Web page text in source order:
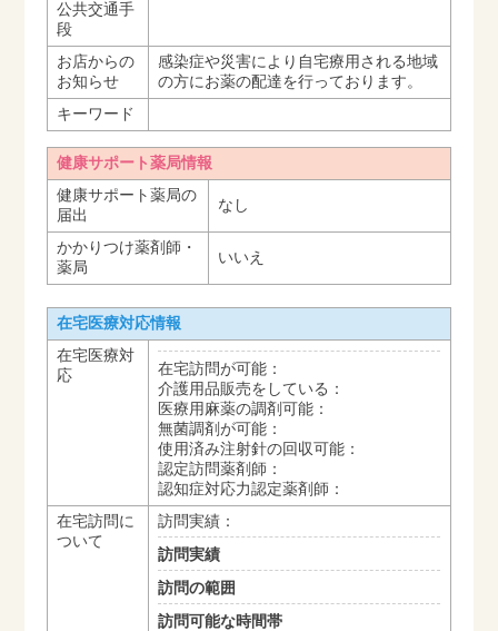
公共交通手
段
お店からの
お知らせ
感染症や災害により自宅療用される地域
の方にお薬の配達を行っております。
キーワード
健康サポート薬局情報
健康サポート薬局の
届出
なし
かかりつけ薬剤師・
薬局
いいえ
在宅医療対応情報
在宅医療対
応
在宅訪問が可能：
介護用品販売をしている：
医療用麻薬の調剤可能：
無菌調剤が可能：
使用済み注射針の回収可能：
認定訪問薬剤師：
認知症対応力認定薬剤師：
在宅訪問に
ついて
訪問実績：
訪問実績
訪問の範囲
訪問可能な時間帯